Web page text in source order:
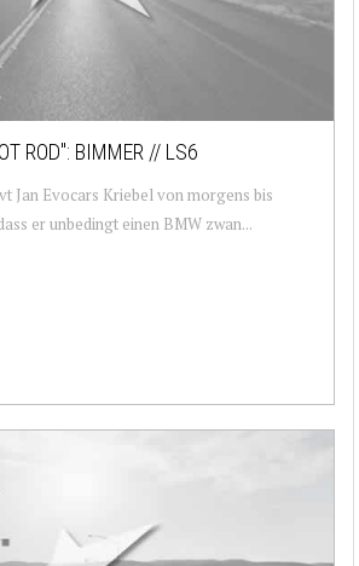
ROD'': BIMMER // LS6
Jan Evocars Kriebel von morgens bis
er unbedingt einen BMW zwan...